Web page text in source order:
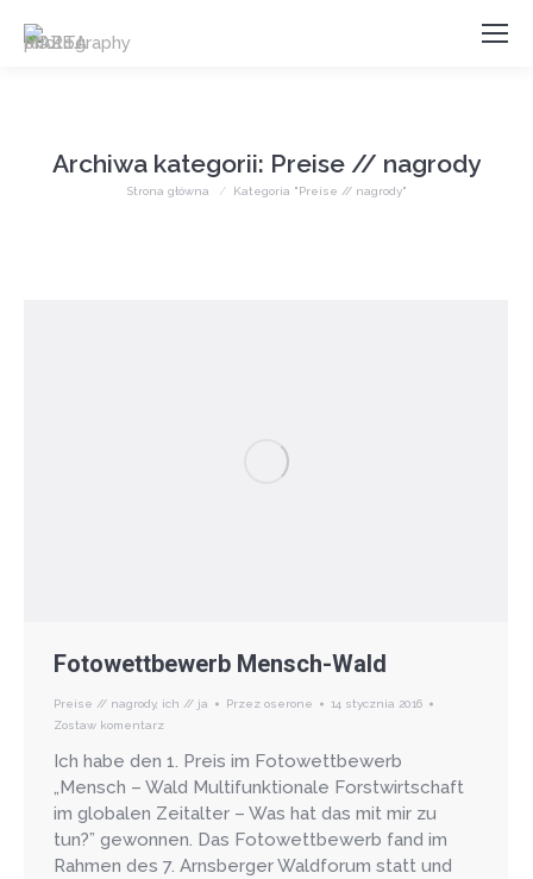
Archiwa kategorii: Preise // nagrody
Jesteś tutaj:
Strona główna Kategoria "Preise // nagrody"
Fotowettbewerb Mensch-Wald
Preise // nagrody, ich // ja Przez oserone
14 stycznia 2016
Zostaw komentarz
Ich habe den 1. Preis im Fotowettbewerb
„Mensch – Wald Multifunktionale Forstwirtschaft
im globalen Zeitalter – Was hat das mit mir zu
tun?” gewonnen. Das Fotowettbewerb fand im
Rahmen des 7. Arnsberger Waldforum statt und